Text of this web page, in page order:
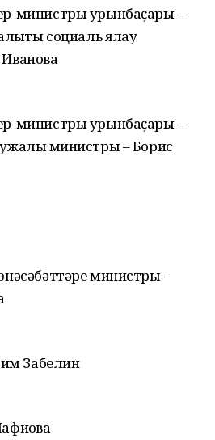
министры урынбаҫары –
социаль яҡлау
министры урынбаҫары –
министры – Борис
министры -
Забелин